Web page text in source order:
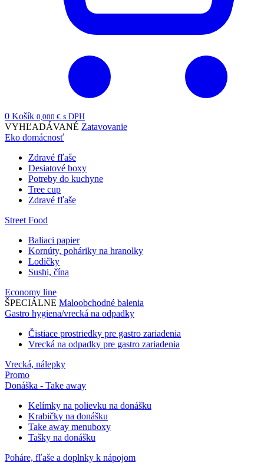
0 Košík 0,000 € s DPH
VYHĽADÁVANÉ Zatavovanie
Eko domácnosť
Zdravé fľaše
Desiatové boxy
Potreby do kuchyne
Tree cup
Zdravé fľaše
Street Food
Baliaci papier
Kornúty, poháriky na hranolky
Lodičky
Sushi, čína
Economy line
ŠPECIÁLNE Maloobchodné balenia
Gastro hygiena/vrecká na odpadky
Čistiace prostriedky pre gastro zariadenia
Vrecká na odpadky pre gastro zariadenia
Vrecká, nálepky
Promo
Donáška - Take away
Kelímky na polievku na donášku
Krabičky na donášku
Take away menuboxy
Tašky na donášku
Poháre, fľaše a doplnky k nápojom